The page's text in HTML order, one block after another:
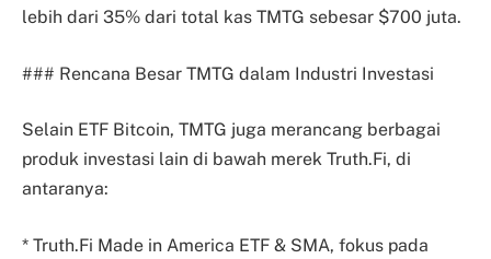
lebih dari 35% dari total kas TMTG sebesar $700 juta.
### Rencana Besar TMTG dalam Industri Investasi
Selain ETF Bitcoin, TMTG juga merancang berbagai
produk investasi lain di bawah merek Truth.Fi, di
antaranya:
* Truth.Fi Made in America ETF & SMA, fokus pada